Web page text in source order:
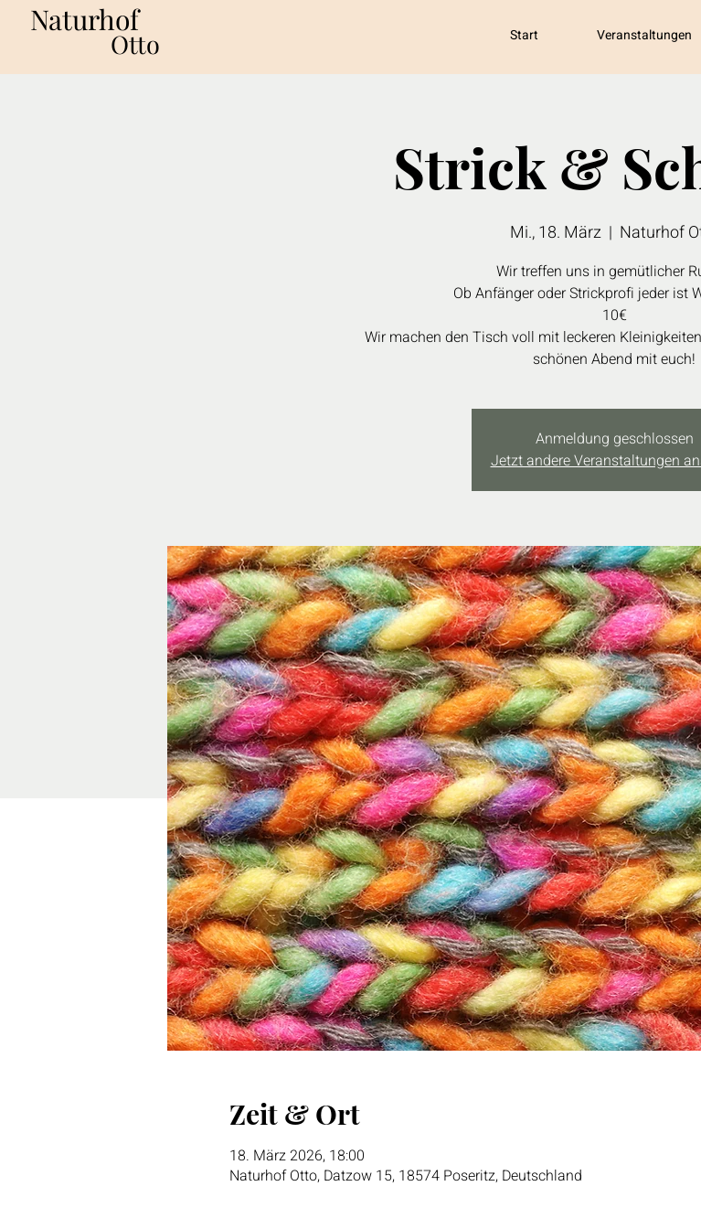
Naturhof
Otto Start Veranstaltungen
Strick &
Mi., 18. März
  |
Naturhof
Wir treffen uns in gemütlicher
Ob Anfänger oder Strickprofi jeder ist
10€
Wir machen den Tisch voll mit leckeren
schönen Abend mit euch!
Anmeldung geschlossen
Jetzt andere Veranstaltungen
Zeit & Ort
18. März 2026, 18:00
Naturhof Otto, Datzow 15, 18574 Poseritz, Deutschland